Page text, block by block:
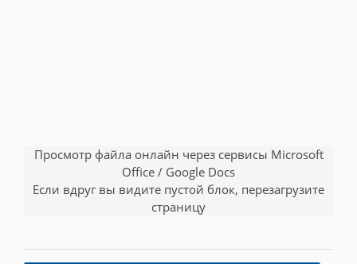
Просмотр файла онлайн через сервисы Microsoft
Office / Google Docs
Если вдруг вы видите пустой блок, перезагрузите
страницу